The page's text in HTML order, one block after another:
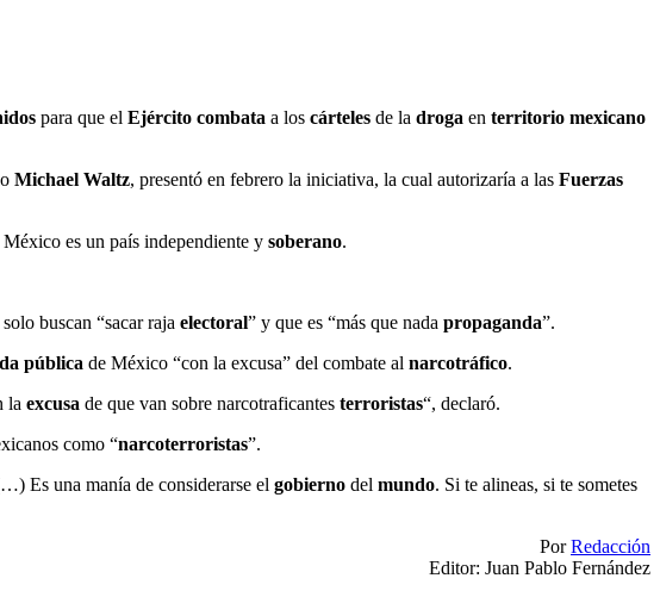
para que el Ejército combata a los cárteles de la droga en territorio mexicano
Michael Waltz, presentó en febrero la iniciativa, la cual autorizaría a las Fuerzas
es un país independiente y soberano.
buscan “sacar raja electoral” y que es “más que nada propaganda”.
pública de México “con la excusa” del combate al narcotráfico.
la excusa de que van sobre narcotraficantes terroristas“, declaró.
como “narcoterroristas”.
Es una manía de considerarse el gobierno del mundo. Si te alineas, si te sometes
PorRedacción
Editor: Juan Pablo Fernández